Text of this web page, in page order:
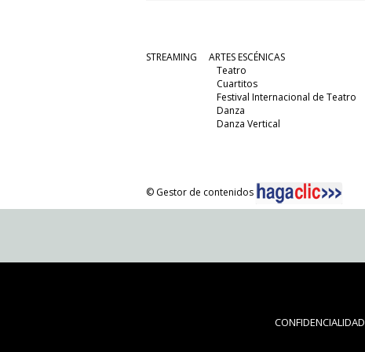
STREAMING
ARTES ESCÉNICAS
Teatro
Cuartitos
Festival Internacional de Teatro
Danza
Danza Vertical
© Gestor de contenidos
CONFIDENCIALIDAD